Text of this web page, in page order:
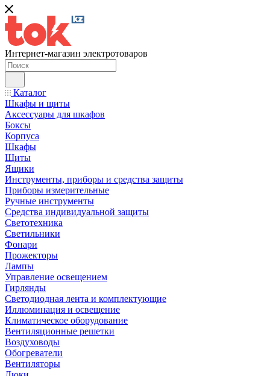
Интернет-магазин электротоваров
Каталог
Шкафы и щиты
Аксессуары для шкафов
Боксы
Корпуса
Шкафы
Щиты
Ящики
Инструменты, приборы и средства защиты
Приборы измерительные
Ручные инструменты
Средства индивидуальной защиты
Светотехника
Светильники
Фонари
Прожекторы
Лампы
Управление освещением
Гирлянды
Светодиодная лента и комплектующие
Иллюминация и освещение
Климатическое оборудование
Вентиляционные решетки
Воздуховоды
Обогреватели
Вентиляторы